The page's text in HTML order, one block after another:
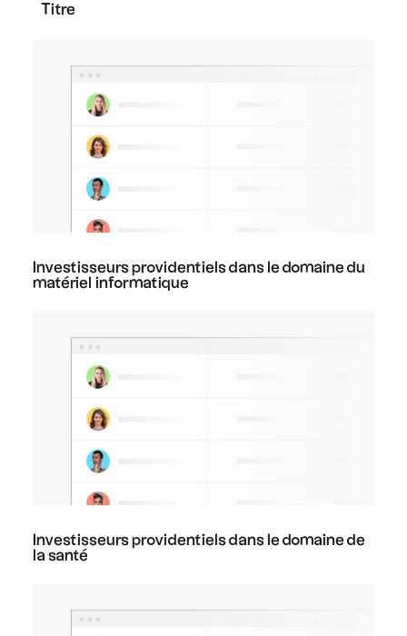
Titre
Investisseurs providentiels dans le domaine du
matériel informatique
Investisseurs providentiels dans le domaine de
la santé